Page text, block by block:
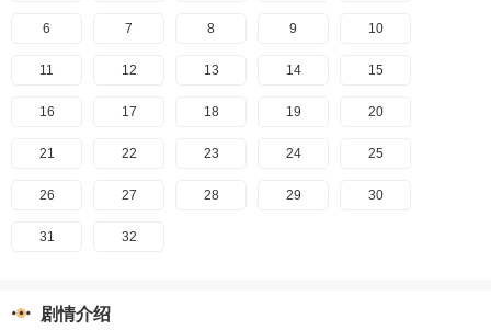
6 7 8 9 10
11 12 13 14 15
16 17 18 19 20
21 22 23 24 25
26 27 28 29 30
31 32
剧情介绍